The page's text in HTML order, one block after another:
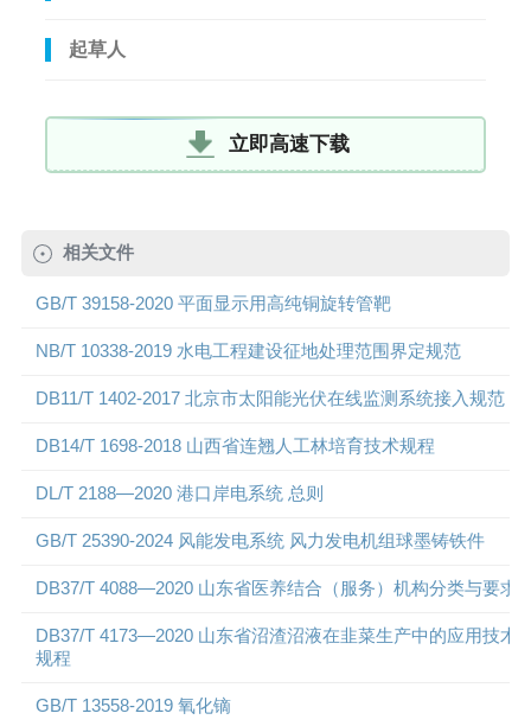
起草人
立即高速下载
相关文件
GB/T 39158-2020 平面显示用高纯铜旋转管靶
NB/T 10338-2019 水电工程建设征地处理范围界定规范
DB11/T 1402-2017 北京市太阳能光伏在线监测系统接入规范
DB14/T 1698-2018 山西省连翘人工林培育技术规程
DL/T 2188—2020 港口岸电系统 总则
GB/T 25390-2024 风能发电系统 风力发电机组球墨铸铁件
DB37/T 4088—2020 山东省医养结合（服务）机构分类与要求
DB37/T 4173—2020 山东省沼渣沼液在韭菜生产中的应用技术
规程
GB/T 13558-2019 氧化镝